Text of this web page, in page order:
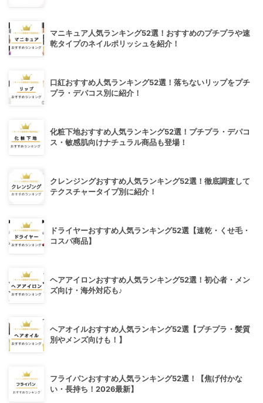
マニキュア人気ランキング52選！おすすめのプチプラや速
乾タイプのネイルポリッシュを紹介！
口紅おすすめ人気ランキング52選！落ちないリップをプチ
プラ・デパコス別に紹介！
化粧下地おすすめ人気ランキング52選！プチプラ・デパコ
ス・敏感肌向けナチュラル商品も登場！
クレンジングおすすめ人気ランキング52選！徹底調査して
テクスチャータイプ別に紹介！
ドライヤーおすすめ人気ランキング52選【速乾・くせ毛・
コスパ商品】
ヘアアイロンおすすめ人気ランキング52選！初心者・メン
ズ向け・海外対応も♪
ヘアオイルおすすめ人気ランキング52選【プチプラ・髪質
別やメンズ向けも！】
フライパンおすすめ人気ランキング52選！【焦げ付かな
い・長持ち！2026最新】